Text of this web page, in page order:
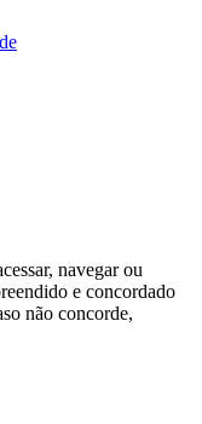
navegar ou
e concordado
não concorde,